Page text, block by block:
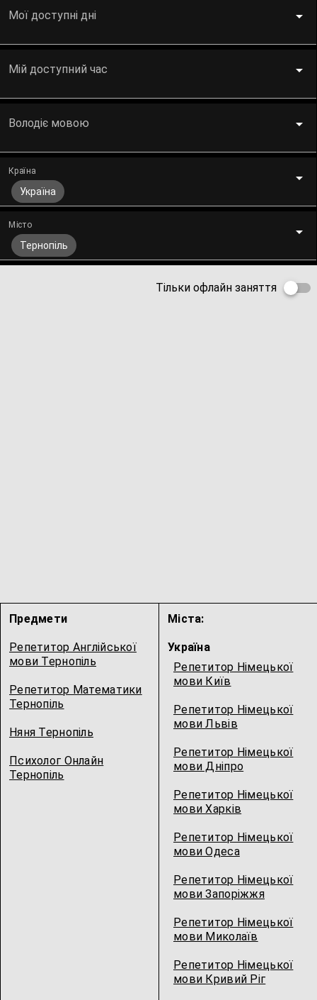
Мої доступні дні
Мій доступний час
Володіє мовою
Країна
Україна
Місто
Тернопіль
Тільки офлайн заняття
Предмети
Репетитор Англійської
мови Тернопіль
Репетитор Математики
Тернопіль
Няня Тернопіль
Психолог Онлайн
Тернопіль
Міста:
Україна
Репетитор Німецької
мови Київ
Репетитор Німецької
мови Львів
Репетитор Німецької
мови Дніпро
Репетитор Німецької
мови Харків
Репетитор Німецької
мови Одеса
Репетитор Німецької
мови Запоріжжя
Репетитор Німецької
мови Миколаїв
Репетитор Німецької
мови Кривий Ріг